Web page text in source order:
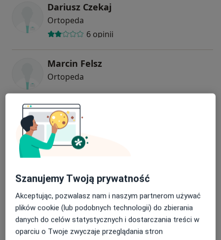
Dariusz Czekaj
Ortopeda
6 opinii
Marcin Felsz
Ortopeda
lek. Ireneusz Łotecki
Ortopeda
2 opinie
Rafał Namyślak
Ortopeda
15 opinii
Wojciech Stochniałek
Szanujemy Twoją prywatność
Akceptując, pozwalasz nam i naszym partnerom używać
plików cookie (lub podobnych technologii) do zbierania
danych do celów statystycznych i dostarczania treści w
oparciu o Twoje zwyczaje przeglądania stron